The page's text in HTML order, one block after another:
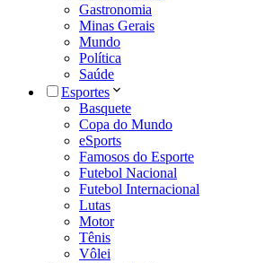
Gastronomia
Minas Gerais
Mundo
Política
Saúde
Esportes
Basquete
Copa do Mundo
eSports
Famosos do Esporte
Futebol Nacional
Futebol Internacional
Lutas
Motor
Tênis
Vôlei